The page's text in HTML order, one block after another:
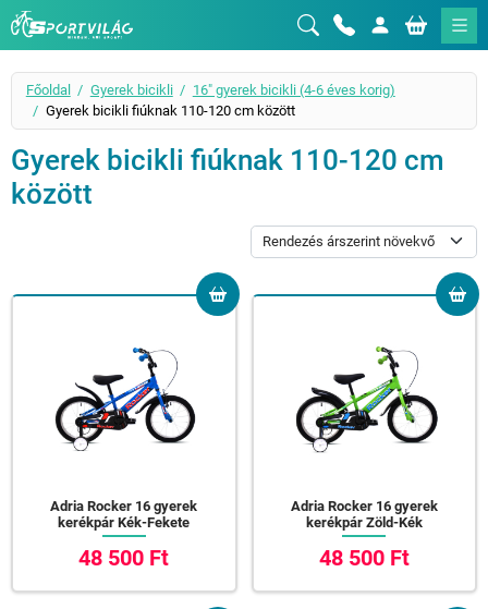
Sportvilág
Főoldal Gyerek bicikli
16" gyerek bicikli (4-6 éves korig)
Gyerek bicikli fiúknak 110-120 cm között
Gyerek bicikli fiúknak 110-120 cm
között
Adria Rocker 16 gyerek
kerékpár Kék-Fekete
48 500 Ft
Adria Rocker 16 gyerek
kerékpár Zöld-Kék
48 500 Ft